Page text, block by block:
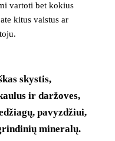
vartoti bet kokius
kitus vaistus ar
skystis,
ir daržoves,
pavyzdžiui,
mineralų.